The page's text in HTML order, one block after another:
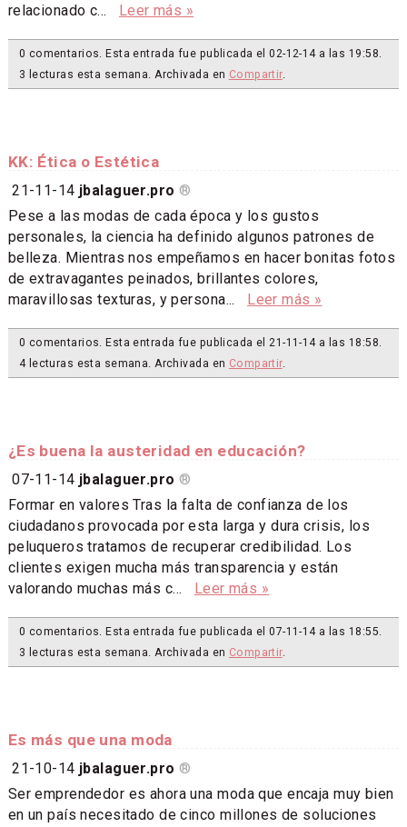
relacionado c... Leer más »
0 comentarios. Esta entrada fue publicada el 02-12-14 a las 19:58.
3 lecturas esta semana. Archivada en Compartir.
KK: Ética o Estética
21-11-14 jbalaguer.pro ®
Pese a las modas de cada época y los gustos
personales, la ciencia ha definido algunos patrones de
belleza. Mientras nos empeñamos en hacer bonitas fotos
de extravagantes peinados, brillantes colores,
maravillosas texturas, y persona... Leer más »
0 comentarios. Esta entrada fue publicada el 21-11-14 a las 18:58.
4 lecturas esta semana. Archivada en Compartir.
¿Es buena la austeridad en educación?
07-11-14 jbalaguer.pro ®
Formar en valores Tras la falta de confianza de los
ciudadanos provocada por esta larga y dura crisis, los
peluqueros tratamos de recuperar credibilidad. Los
clientes exigen mucha más transparencia y están
valorando muchas más c... Leer más »
0 comentarios. Esta entrada fue publicada el 07-11-14 a las 18:55.
3 lecturas esta semana. Archivada en Compartir.
Es más que una moda
21-10-14 jbalaguer.pro ®
Ser emprendedor es ahora una moda que encaja muy bien
en un país necesitado de cinco millones de soluciones